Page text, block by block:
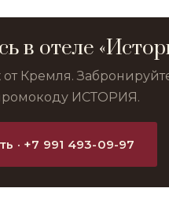
в отеле
от Кремля.
ИСТОРИЯ.
· +7 991 493-09-97